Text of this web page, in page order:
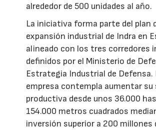
alrededor de 500 unidades al año.
La iniciativa forma parte del plan
expansión industrial de Indra en
alineado con los tres corredores
definidos por el Ministerio de
Estrategia Industrial de Defensa.
empresa contempla aumentar su
productiva desde unos 36.000
154.000 metros cuadrados
inversión superior a 200 millones